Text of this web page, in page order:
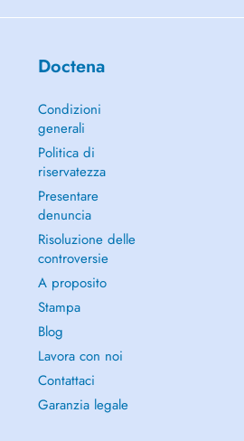
Doctena
Condizioni
generali
Politica di
riservatezza
Presentare
denuncia
Risoluzione delle
controversie
A proposito
Stampa
Blog
Lavora con noi
Contattaci
Garanzia legale